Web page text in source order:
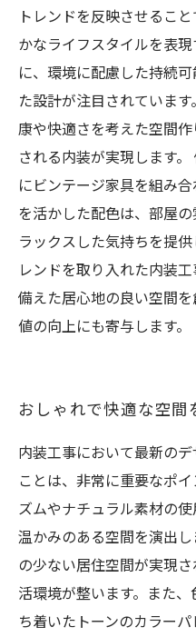
トレンドを反映させるこ
かなライフスタイルを表
に、環境に配慮した持続
た設計が注目されていま
康や快適さを考えた空間
される内装が実現します
にビンテージ家具を組み
を活かした配色は、部屋
ラックスした気持ちを提
レンドを取り入れた内装
備えた居心地の良い空間
値の向上にも寄与します。
おしゃれで快適な空
内装工事において最新の
ことは、非常に重要なポ
ズムやナチュラル素材の
温かみのある空間を演出
の少ない居住空間が実現
活環境が整います。また
ち着いたトーンのカラー